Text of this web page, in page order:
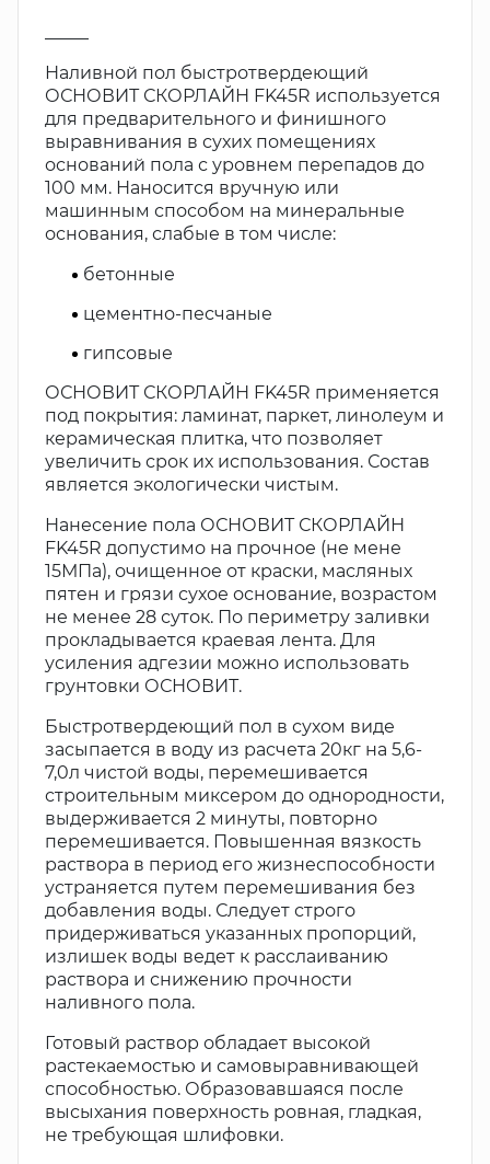
Наливной пол быстротвердеющий
ОСНОВИТ СКОРЛАЙН FK45R используется
для предварительного и финишного
выравнивания в сухих помещениях
оснований пола с уровнем перепадов до
100 мм. Наносится вручную или
машинным способом на минеральные
основания, слабые в том числе:
бетонные
цементно-песчаные
гипсовые
ОСНОВИТ СКОРЛАЙН FK45R применяется
под покрытия: ламинат, паркет, линолеум и
керамическая плитка, что позволяет
увеличить срок их использования. Состав
является экологически чистым.
Нанесение пола ОСНОВИТ СКОРЛАЙН
FK45R допустимо на прочное (не мене
15МПа), очищенное от краски, масляных
пятен и грязи сухое основание, возрастом
не менее 28 суток. По периметру заливки
прокладывается краевая лента. Для
усиления адгезии можно использовать
грунтовки ОСНОВИТ.
Быстротвердеющий пол в сухом виде
засыпается в воду из расчета 20кг на 5,6-
7,0л чистой воды, перемешивается
строительным миксером до однородности,
выдерживается 2 минуты, повторно
перемешивается. Повышенная вязкость
раствора в период его жизнеспособности
устраняется путем перемешивания без
добавления воды. Следует строго
придерживаться указанных пропорций,
излишек воды ведет к расслаиванию
раствора и снижению прочности
наливного пола.
Готовый раствор обладает высокой
растекаемостью и самовыравнивающей
способностью. Образовавшаяся после
высыхания поверхность ровная, гладкая,
не требующая шлифовки.